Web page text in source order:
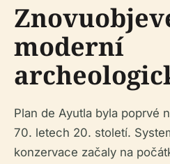
moderní
Plan de Ayutla byla poprvé
70. letech 20. století.
konzervace začaly na